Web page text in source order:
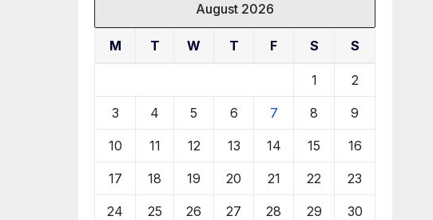
August 2026
M T W T F S S
1 2
3 4 5 6 7 8 9
10 11 12 13 14 15 16
17 18 19 20 21 22 23
24 25 26 27 28 29 30